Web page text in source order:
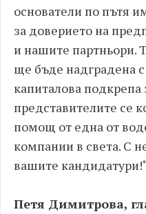
основатели по пътя
за доверието на
и нашите партньори.
ще бъде надградена
капиталова подкрепа
представителите се
помощ от една от
компании в света. С
вашите
Петя Димитрова,